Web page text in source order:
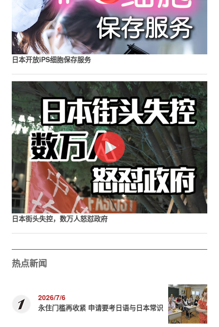
日本开放iPS细胞保存服务
日本街头失控，数万人怒怼政府
热点新闻
2026/7/6
永住门槛再收紧 申请要考日语与日本常识